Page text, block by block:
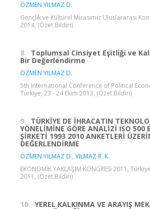
ÖZMEN YILMAZ D.
Gençlik ve Kültürel Mirasımız Uluslararası
2014, (Özet Bildiri)
8. Toplumsal Cinsiyet Eşitliği ve
Bir Değerlendirme
ÖZMEN YILMAZ D.
5th International Conference of Political
Türkiye, 23 - 24 Ekim 2013, (Özet Bildiri)
9. TÜRKİYE DE İHRACATIN
YÖNELİMİNE GÖRE ANALİZİ ISO 500
ŞİRKETİ 1993 2010 ANKETLERİ
DEĞERLENDİRME
ÖZMEN YILMAZ D., YILMAZ R. K.
EKONOMİK YAKLAŞIM KONGRESİ 2011,
2011, (Özet Bildiri)
10. YEREL KALKINMA VE ARAYIŞ